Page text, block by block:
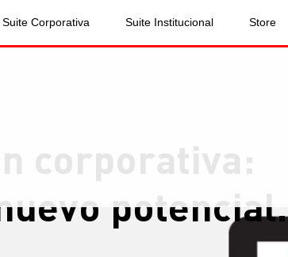
Suite Corporativa Suite Institucional Store
corporativa:
potencial.